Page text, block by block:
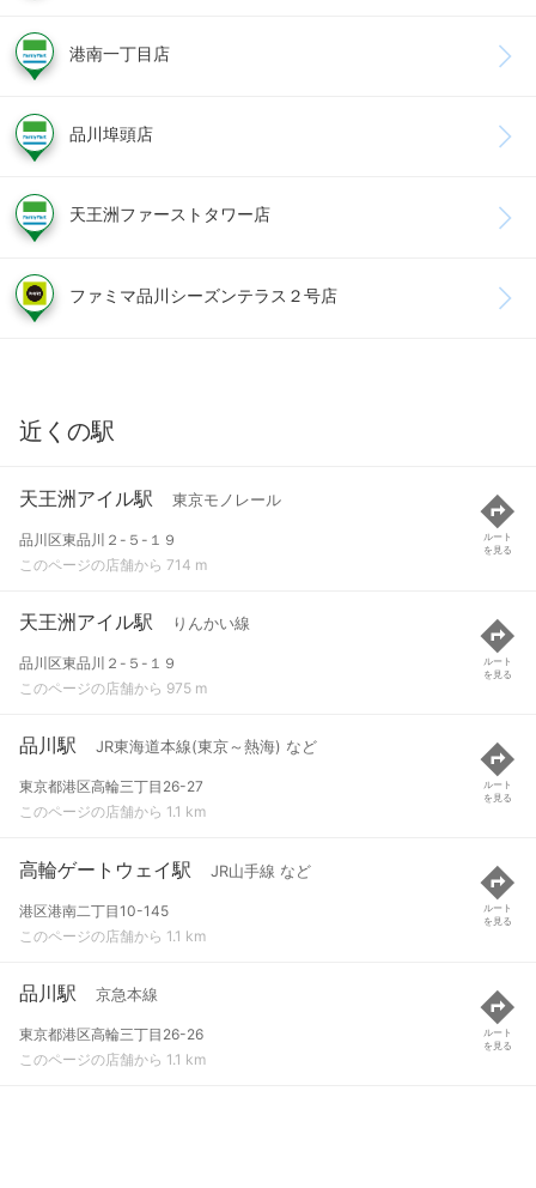
港南一丁目店
品川埠頭店
天王洲ファーストタワー店
ファミマ品川シーズンテラス２号店
近くの駅
天王洲アイル駅 東京モノレール
品川区東品川２-５-１９
このページの店舗から 714 m
ルート
を見る
天王洲アイル駅 りんかい線
品川区東品川２-５-１９
このページの店舗から 975 m
ルート
を見る
品川駅 JR東海道本線(東京～熱海) など
東京都港区高輪三丁目26-27
このページの店舗から 1.1 km
ルート
を見る
高輪ゲートウェイ駅 JR山手線 など
港区港南二丁目10-145
このページの店舗から 1.1 km
ルート
を見る
品川駅 京急本線
東京都港区高輪三丁目26-26
このページの店舗から 1.1 km
ルート
を見る